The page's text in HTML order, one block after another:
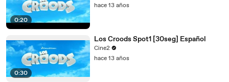
0:20
hace 13 años
0:30
Los Croods Spot1 [30seg] Español
Cine2
hace 13 años